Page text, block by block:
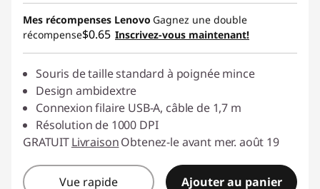
Économies instantanées :-$3.00
Mes récompenses Lenovo Gagnez une double
récompense$0.65 Inscrivez-vous maintenant!
Souris de taille standard à poignée mince
Design ambidextre
Connexion filaire USB-A, câble de 1,7 m
Résolution de 1000 DPI
GRATUITLivraisonObtenez-le avant mer. août 19
Vue rapide Ajouter au panier